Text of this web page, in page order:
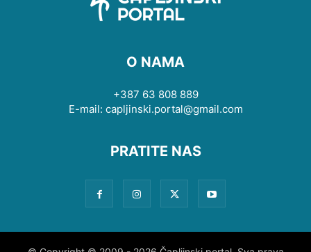
O NAMA
+387 63 808 889
E-mail: capljinski.portal@gmail.com
PRATITE NAS